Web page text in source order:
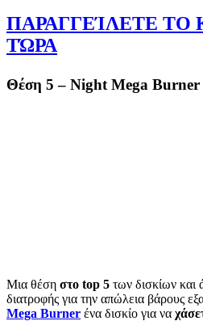
ΠΑΡΑΓΓΕΊΛΕΤΕ ΤΟ
ΤΏΡΑ
Θέση 5 – Night Mega Burner
Μια θέση στο top 5 των δισκίων
διατροφής για την απώλεια βάρους
Mega Burner ένα δισκίο για να